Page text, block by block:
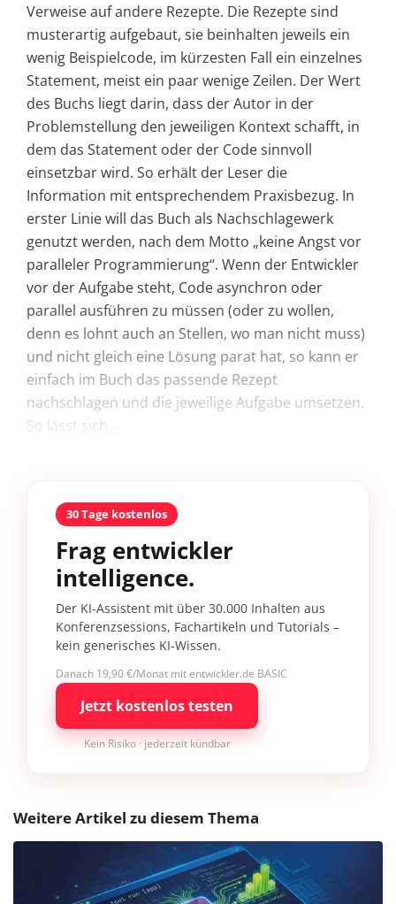
Verweise auf andere Rezepte. Die Rezepte sind
musterartig aufgebaut, sie beinhalten jeweils ein
wenig Beispielcode, im kürzesten Fall ein einzelnes
Statement, meist ein paar wenige Zeilen. Der Wert
des Buchs liegt darin, dass der Autor in der
Problemstellung den jeweiligen Kontext schafft, in
dem das Statement oder der Code sinnvoll
einsetzbar wird. So erhält der Leser die
Information mit entsprechendem Praxisbezug. In
erster Linie will das Buch als Nachschlagewerk
genutzt werden, nach dem Motto „keine Angst vor
paralleler Programmierung“. Wenn der Entwickler
vor der Aufgabe steht, Code asynchron oder
parallel ausführen zu müssen (oder zu wollen,
denn es lohnt auch an Stellen, wo man nicht muss)
und nicht gleich eine Lösung parat hat, so kann er
einfach im Buch das passende Rezept
nachschlagen und die jeweilige Aufgabe umsetzen.
So lässt sich...
30 Tage kostenlos
Frag entwickler
intelligence.
Der KI-Assistent mit über 30.000 Inhalten aus
Konferenzsessions, Fachartikeln und Tutorials –
kein generisches KI-Wissen.
Danach 19,90 €/Monat mit entwickler.de BASIC
Jetzt kostenlos testen
Kein Risiko · jederzeit kündbar
Weitere Artikel zu diesem Thema